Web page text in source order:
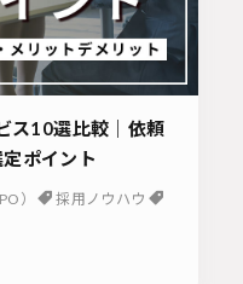
ス10選比較｜依頼
ポイント
）
採用ノウハウ